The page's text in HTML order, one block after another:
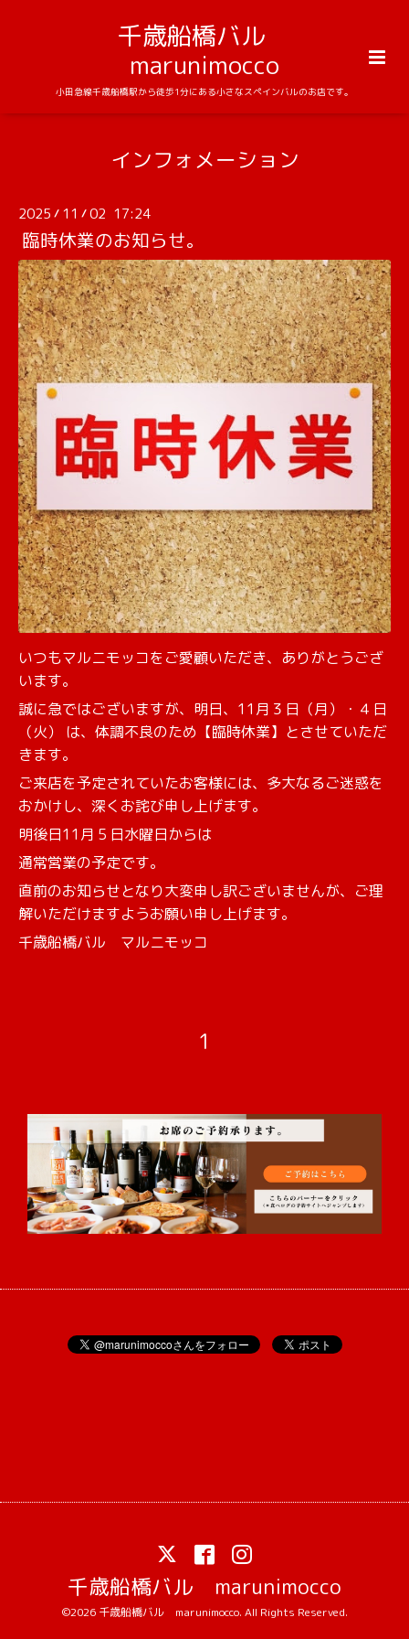
千歳船橋バル
marunimocco
小田急線千歳船橋駅から徒歩1分にある小さなスペインバルのお店です。
インフォメーション
2025 / 11 /02 17:24
臨時休業のお知らせ。
いつもマルニモッコをご愛顧いただき、ありがとうござ
います。
誠に急ではございますが、明日、11月３日（月）・４日
（火） は、体調不良のため【臨時休業】とさせていただ
きます。
ご来店を予定されていたお客様には、多大なるご迷惑を
おかけし、深くお詫び申し上げます。
明後日11月５日水曜日からは
通常営業の予定です。
直前のお知らせとなり大変申し訳ございませんが、ご理
解いただけますようお願い申し上げます。
千歳船橋バル マルニモッコ
1
千歳船橋バル marunimocco
©2026 千歳船橋バル marunimocco. All Rights Reserved.